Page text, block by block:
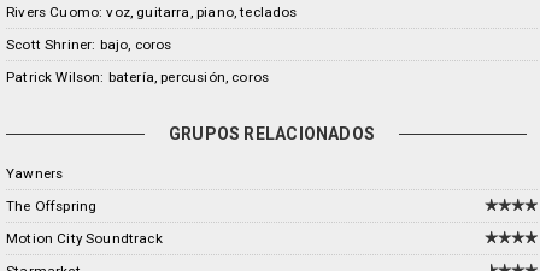
Rivers Cuomo: voz, guitarra, piano, teclados
Scott Shriner: bajo, coros
Patrick Wilson: batería, percusión, coros
GRUPOS RELACIONADOS
Yawners
The Offspring
Motion City Soundtrack